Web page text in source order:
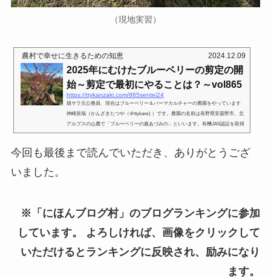
（現地実習）
農村で幸せに生きるための知恵 2024.12.09
2025年にむけたブルーベリーの剪定の開
始～剪定で最初にやることは？～vol865
https://ttykanzaki.com/865sentei24
脱サラ元公務員、現在はブルーベリー＆パーマカルチャーの農園をやっています
神崎辰哉（かんざきたつや（＠ttykanz) ）です。農園の名前は長野県安曇野市、北
アルプスの山麓で「ブルーベリーの森あづみの」といいます。有機JAS認証を取得
した「オーガニックブルーベリー」を栽培しています。⇒かんざきたつやのプロフ
スタグラムもやってます。⇒YouTube動画をみる⇒LINE公式アカウントはこちら⇒t
今回も最後まで読んでいただき、ありがとうござ
いました。
※「にほんブログ村」のブログランキングに参加
しています。 よろしければ、画像をクリックして
いただけるとランキングに反映され、励みになり
ます。